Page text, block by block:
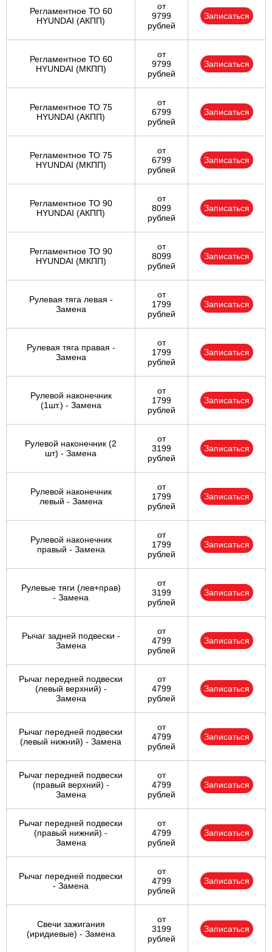
Регламентное ТО 60
HYUNDAI (АКПП)
от
9799
рублей
Записаться
Регламентное ТО 60
HYUNDAI (МКПП)
от
9799
рублей
Записаться
Регламентное ТО 75
HYUNDAI (АКПП)
от
6799
рублей
Записаться
Регламентное ТО 75
HYUNDAI (МКПП)
от
6799
рублей
Записаться
Регламентное ТО 90
HYUNDAI (АКПП)
от
8099
рублей
Записаться
Регламентное ТО 90
HYUNDAI (МКПП)
от
8099
рублей
Записаться
Рулевая тяга левая -
Замена
от
1799
рублей
Записаться
Рулевая тяга правая -
Замена
от
1799
рублей
Записаться
Рулевой наконечник
(1шт.) - Замена
от
1799
рублей
Записаться
Рулевой наконечник (2
шт) - Замена
от
3199
рублей
Записаться
Рулевой наконечник
левый - Замена
от
1799
рублей
Записаться
Рулевой наконечник
правый - Замена
от
1799
рублей
Записаться
Рулевые тяги (лев+прав)
- Замена
от
3199
рублей
Записаться
Рычаг задней подвески -
Замена
от
4799
рублей
Записаться
Рычаг передней подвески
(левый верхний) -
Замена
от
4799
рублей
Записаться
Рычаг передней подвески
(левый нижний) - Замена
от
4799
рублей
Записаться
Рычаг передней подвески
(правый верхний) -
Замена
от
4799
рублей
Записаться
Рычаг передней подвески
(правый нижний) -
Замена
от
4799
рублей
Записаться
Рычаг передней подвески
- Замена
от
4799
рублей
Записаться
Свечи зажигания
(иридиевые) - Замена
от
3199
рублей
Записаться